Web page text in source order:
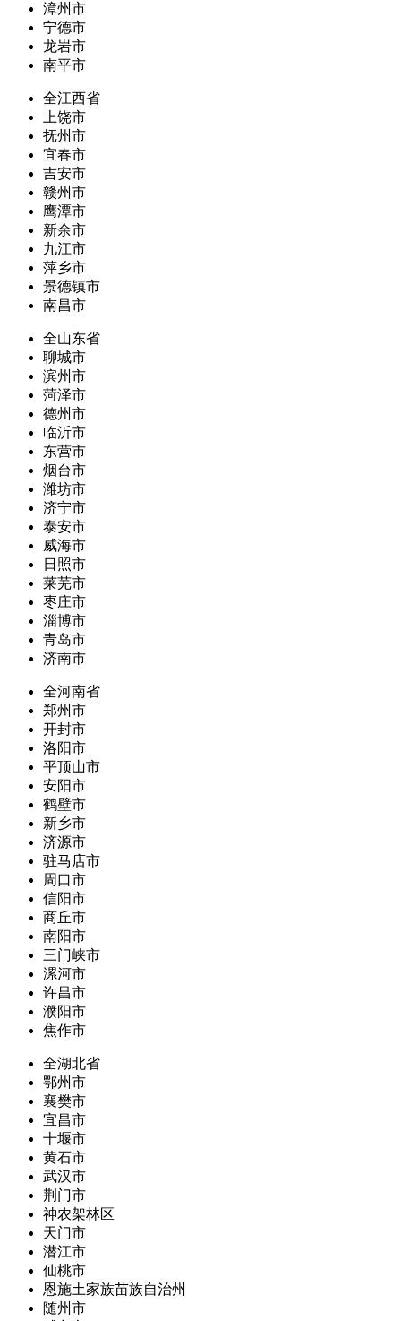
漳州市
宁德市
龙岩市
南平市
全江西省
上饶市
抚州市
宜春市
吉安市
赣州市
鹰潭市
新余市
九江市
萍乡市
景德镇市
南昌市
全山东省
聊城市
滨州市
菏泽市
德州市
临沂市
东营市
烟台市
潍坊市
济宁市
泰安市
威海市
日照市
莱芜市
枣庄市
淄博市
青岛市
济南市
全河南省
郑州市
开封市
洛阳市
平顶山市
安阳市
鹤壁市
新乡市
济源市
驻马店市
周口市
信阳市
商丘市
南阳市
三门峡市
漯河市
许昌市
濮阳市
焦作市
全湖北省
鄂州市
襄樊市
宜昌市
十堰市
黄石市
武汉市
荆门市
神农架林区
天门市
潜江市
仙桃市
恩施土家族苗族自治州
随州市